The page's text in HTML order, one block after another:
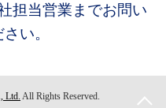
担当営業までお問い
い。
Ltd. All Rights Reserved.